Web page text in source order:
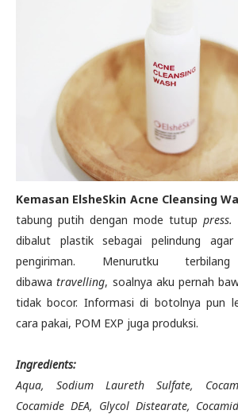
Kemasan ElsheSkin Acne Cleansing
tabung putih dengan mode tutup press.
dibalut plastik sebagai pelindung
pengiriman. Menurutku
dibawatravelling, soalnya aku pernah
tidak bocor. Informasi di botolnya pun
cara pakai, POM EXP juga produksi.
Ingredients:
Aqua, Sodium Laureth Sulfate,
Cocamide DEA, Glycol Distearate,